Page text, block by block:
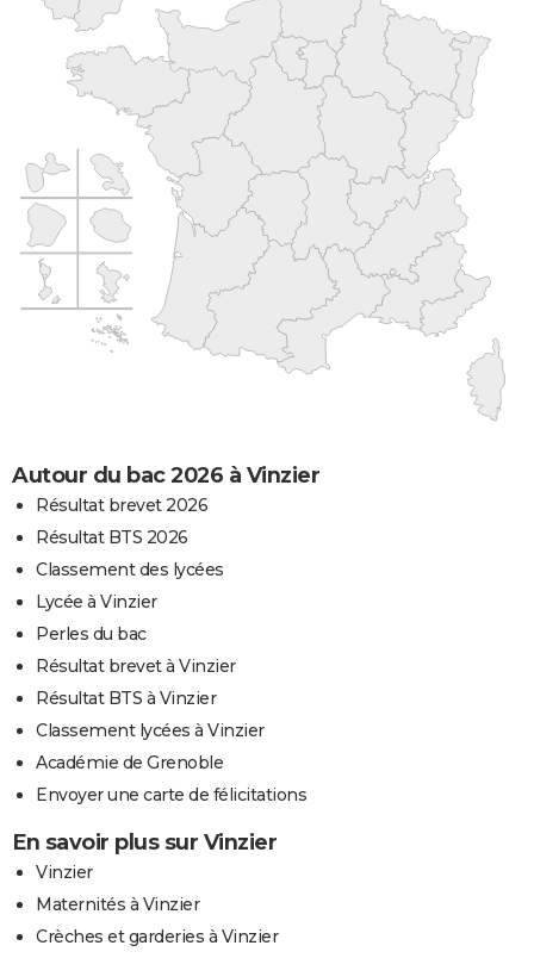
Autour du bac 2026 à Vinzier
Résultat brevet 2026
Résultat BTS 2026
Classement des lycées
Lycée à Vinzier
Perles du bac
Résultat brevet à Vinzier
Résultat BTS à Vinzier
Classement lycées à Vinzier
Académie de Grenoble
Envoyer une carte de félicitations
En savoir plus sur Vinzier
Vinzier
Maternités à Vinzier
Crèches et garderies à Vinzier